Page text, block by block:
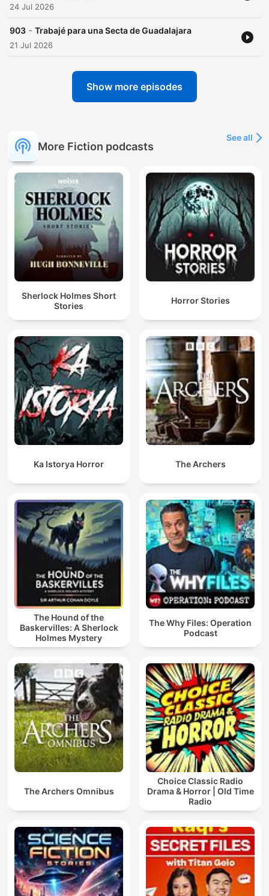
24 Jul 2026
903 - Trabajé para una Secta de Guadalajara
21 Jul 2026
Show more episodes
More Fiction podcasts
See all
Sherlock Holmes Short
Stories
Horror Stories
Ka Istorya Horror The Archers
The Hound of the
Baskervilles: A Sherlock
Holmes Mystery
The Why Files: Operation
Podcast
The Archers Omnibus
Choice Classic Radio
Drama & Horror | Old Time
Radio